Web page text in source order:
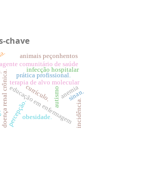
chave
terapia de alvo molecular
doença renal crônica.educação em enfermagem
agente comunitário de saúde
prática profissional.
autismo
percepção.
currículo. anemia
animais peçonhentos
sinan.
obesidade.
infecção hospitalar
incidência.